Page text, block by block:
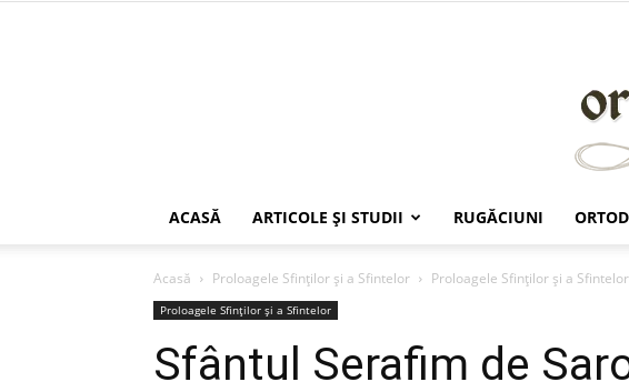
ACASĂ ARTICOLE ŞI STUDII RUGĂCIUNI
Acasă Proloagele Sfinților și a Sfintelor Proloagele Sfinților și a Sfintelor
Proloagele Sfinților și a Sfintelor
Sfântul Serafim de